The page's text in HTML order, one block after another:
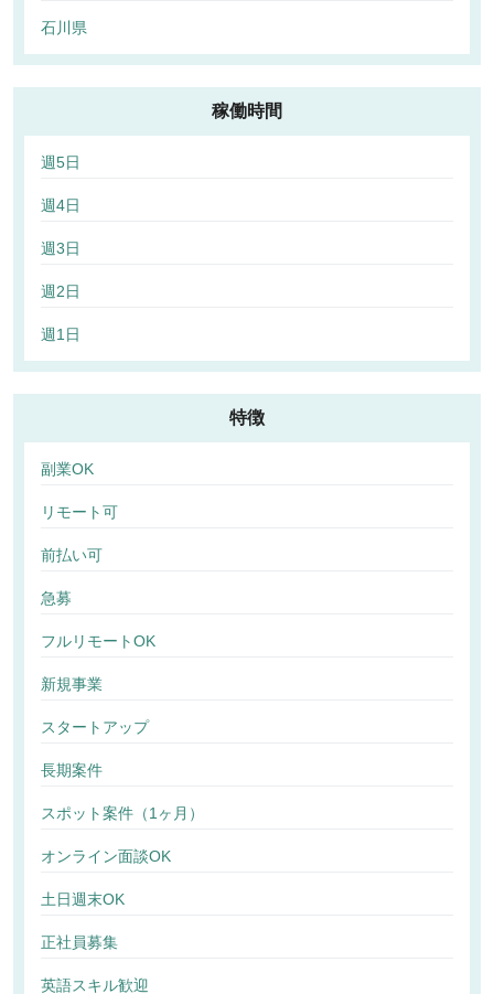
石川県
稼働時間
週5日
週4日
週3日
週2日
週1日
特徴
副業OK
リモート可
前払い可
急募
フルリモートOK
新規事業
スタートアップ
長期案件
スポット案件（1ヶ月）
オンライン面談OK
土日週末OK
正社員募集
英語スキル歓迎